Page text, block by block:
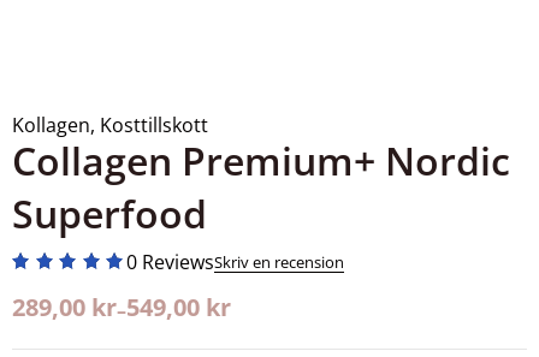
Kollagen, Kosttillskott
Collagen Premium+ Nordic
Superfood
0 ReviewsSkriv en recension
289,00 kr–549,00 kr